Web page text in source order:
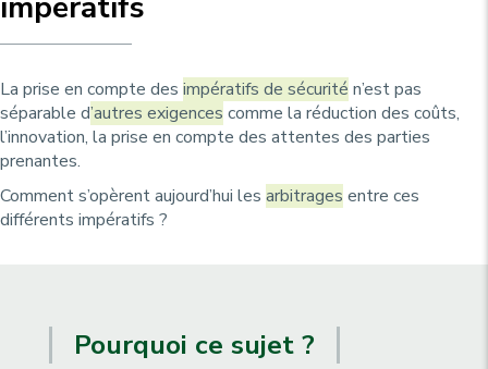
r
n
c
i
p
a
La prise en compte des impératifs de sécurité n’est pas
séparable d’autres exigences comme la réduction des coûts,
l’innovation, la prise en compte des attentes des parties
prenantes.
Comment s’opèrent aujourd’hui les arbitrages entre ces
différents impératifs ?
Pourquoi ce sujet ?